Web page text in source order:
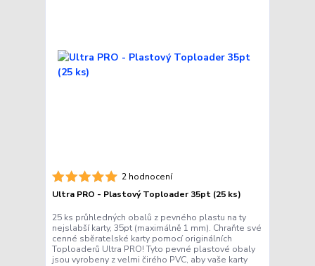
2 hodnocení
Ultra PRO - Plastový Toploader 35pt (25 ks)
25 ks průhledných obalů z pevného plastu na ty
nejslabší karty, 35pt (maximálně 1 mm). Chraňte své
cenné sběratelské karty pomocí originálních
Toploaderů Ultra PRO! Tyto pevné plastové obaly
jsou vyrobeny z velmi čirého PVC, aby vaše karty